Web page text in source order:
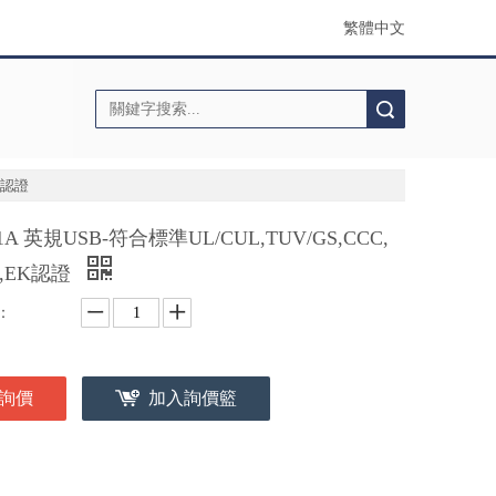
繁體中文
證
英規USB-符合標準UL/CUL,TUV/GS,CCC,
認證
價 加入詢價籃